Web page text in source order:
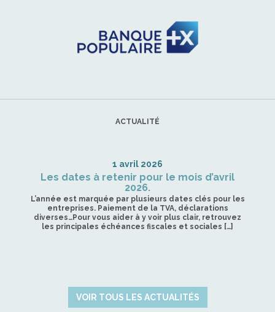
ACTUALITÉ
1 avril 2026
Les dates à retenir pour le mois d’avril
2026.
L’année est marquée par plusieurs dates clés pour les
entreprises. Paiement de la TVA, déclarations
diverses…Pour vous aider à y voir plus clair, retrouvez
les principales échéances fiscales et sociales […]
VOIR TOUS LES ACTUALITÉS